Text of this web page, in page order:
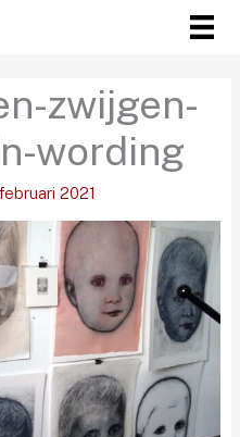
zwijgen-
wording
2021